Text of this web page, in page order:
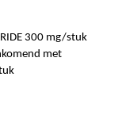
300 mg/stuk
met